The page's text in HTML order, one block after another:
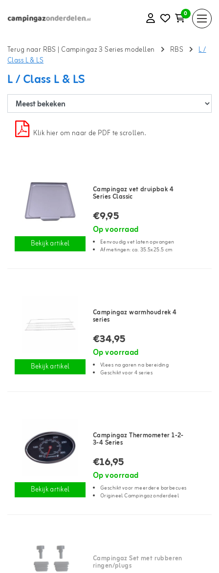
0
Terug naar RBS | Campingaz 3 Series modellen RBS
L /
Class L & LS
L / Class L & LS
Klik hier om naar de PDF te scrollen.
Bekijk artikel
Campingaz vet druipbak 4
Series Classic
€9,95
Op voorraad
Eenvoudig vet laten opvangen
Afmetingen: ca. 35.5x25.5 cm
Bekijk artikel
Campingaz warmhoudrek 4
series
€34,95
Op voorraad
Vlees na garen na bereiding
Geschikt voor 4 series
Bekijk artikel
Campingaz Thermometer 1-2-
3-4 Series
€16,95
Op voorraad
Geschikt voor meerdere barbecues
Origineel Campingaz onderdeel
Campingaz Set met rubberen
ringen/plugs